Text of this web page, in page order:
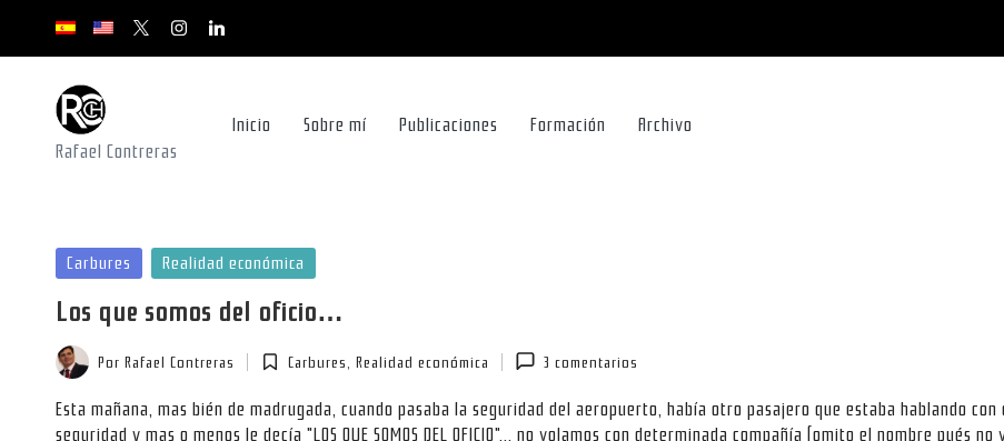
Saltar
contenido
youtube.com
youtube.comx.com/rafacontrerasch
instagram.com
youtube.com
Rafael Contreras
Inicio Sobre mí Publicaciones Formación Archivo
Publicada
en
Carbures Realidad económica
Los que somos del oficio…
Publicado
por
Por Rafael Contreras
Publicada
en
Carbures,Realidad económica 3 comentarios
Esta mañana, mas bién de madrugada, cuando pasaba la seguridad del aeropuerto, había otro pasajero que estaba hablando con
seguridad y mas o menos le decía "LOS QUE SOMOS DEL OFICIO"... no volamos con determinada compañía (omito el nombre pués